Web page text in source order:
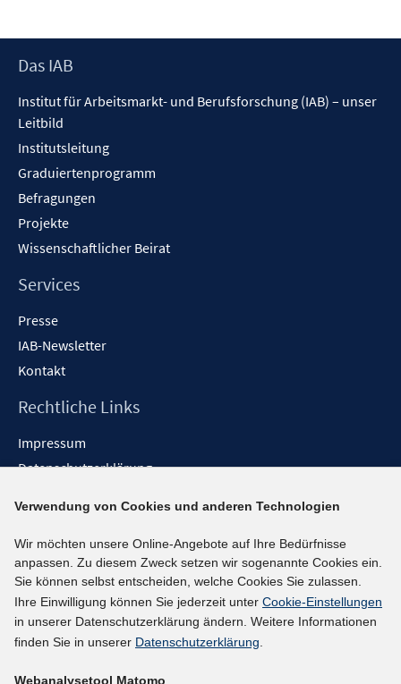
Footer
Das IAB
Institut für Arbeitsmarkt- und Berufsforschung (IAB) – unser
Leitbild
Institutsleitung
Graduiertenprogramm
Befragungen
Projekte
Wissenschaftlicher Beirat
Services
Presse
IAB-Newsletter
Kontakt
Rechtliche Links
Impressum
Datenschutzerklärung
Barrieren melden
Social-Media-Kanäle
BlueSky
YouTube
LinkedIn
Verwendung von Cookies und anderen Technologien
Wir möchten unsere Online-Angebote auf Ihre Bedürfnisse
anpassen. Zu diesem Zweck setzen wir sogenannte Cookies ein.
Sie können selbst entscheiden, welche Cookies Sie zulassen.
Ihre Einwilligung können Sie jederzeit unter Cookie-Einstellungen
in unserer Datenschutzerklärung ändern. Weitere Informationen
finden Sie in unserer Datenschutzerklärung.
Webanalysetool Matomo